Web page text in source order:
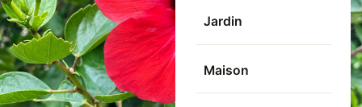
Jardin
Maison